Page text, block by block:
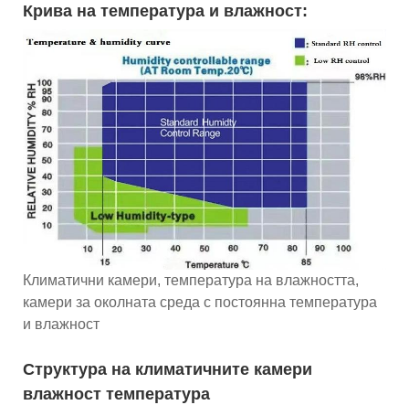
Крива на температура и влажност:
Климатични камери, температура на влажността,
камери за околната среда с постоянна температура
и влажност
Структура на климатичните камери
влажност температура